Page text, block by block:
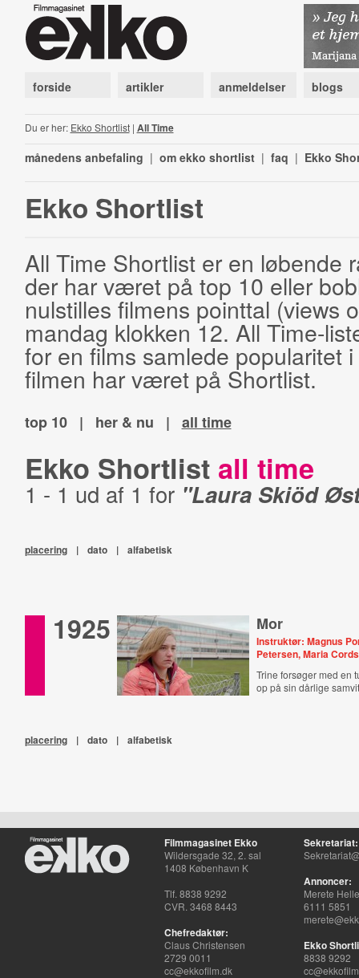
forside artikler anmeldelser blogs
Du er her: Ekko Shortlist| All Time
månedens anbefaling | om ekko shortlist | faq | Ekko
Ekko Shortlist
All Time Shortlist er en løbende
der har været på top 10 eller
nulstilles filmens pointtal (views
mandag klokken 12. All Time-
for en films samlede popularitet
filmen har været på Shortlist.
top 10 | her & nu | all time
Ekko Shortlist all time
1 - 1 ud af 1 for "Laura Skiöd
placering | dato | alfabetisk
1925 Mor
Instruktør: Magnus
Petersen, Maria
Trine forsøger med en
op på sin dårlige
placering | dato | alfabetisk
Filmmagasinet Ekko
Wildersgade 32, 2. sal
1408 København K
Tlf. 8838 9292
CVR. 3468 8443
Chefredaktør:
Claus Christensen
2729 0011
cc@ekkofilm.dk
Sekretariat:
Annoncer:
Merete
6111 5851
Ekko
8838 9292